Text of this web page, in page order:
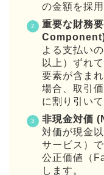
の金額を採
重要な財務
よる支払い
以上）ずれ
要素が含ま
場合、取引
に割り引い
非現金対価
対価が現金
サービス）
公正価値（
します。